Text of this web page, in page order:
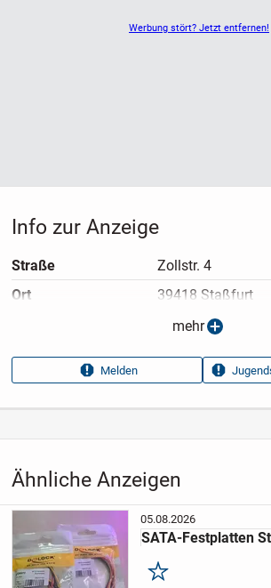
Werbung stört? Jetzt entfernen!
Ähnliche Anzeigen
05.08.2026
SATA-Festplatten
Merken
Info zur Anzeige
Straße
Zollstr. 4
Ort
39418 Staßfurt
Privatangebot
Anzeigen­datum
24.07.2026
Anzeigen­kennung
b75e17a0
Aufrufe dieser
22
PCs & Hardware
Grafikkarten
mehr
Melden